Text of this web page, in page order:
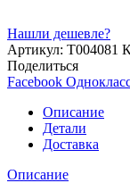
Нашли дешевле?
Артикул: Т004081
Поделиться
Facebook
Описание
Детали
Доставка
Описание